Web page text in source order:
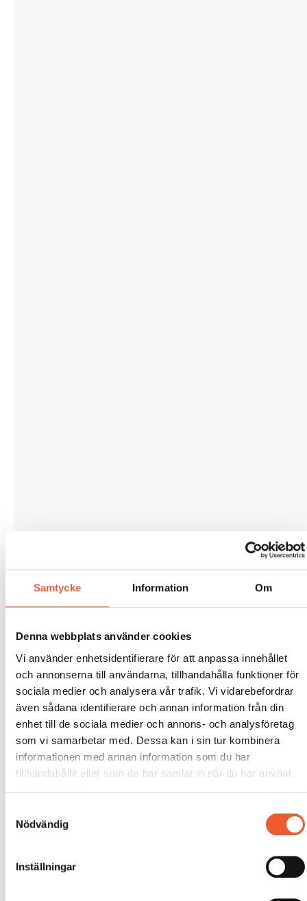
Samtycke Information Om
Denna webbplats använder cookies
Vi använder enhetsidentifierare för att anpassa innehållet
och annonserna till användarna, tillhandahålla funktioner för
sociala medier och analysera vår trafik. Vi vidarebefordrar
även sådana identifierare och annan information från din
enhet till de sociala medier och annons- och analysföretag
som vi samarbetar med. Dessa kan i sin tur kombinera
informationen med annan information som du har
tillhandahållit eller som de har samlat in när du har använt
Nödvändig
Inställningar